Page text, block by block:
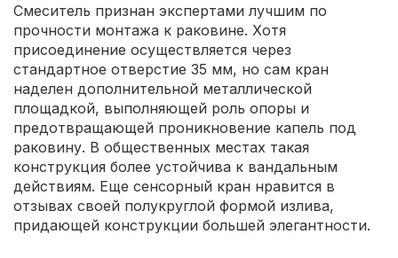
Смеситель признан экспертами лучшим по
прочности монтажа к раковине. Хотя
присоединение осуществляется через
стандартное отверстие 35 мм, но сам кран
наделен дополнительной металлической
площадкой, выполняющей роль опоры и
предотвращающей проникновение капель под
раковину. В общественных местах такая
конструкция более устойчива к вандальным
действиям. Еще сенсорный кран нравится в
отзывах своей полукруглой формой излива,
придающей конструкции большей элегантности.